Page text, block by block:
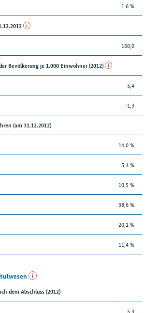
1,6 %
160,0
Bevölkerung je 1.000 Einwohner (2012)
-5,4
-1,3
(am 31.12.2012)
14,0 %
5,4 %
10,5 %
38,6 %
20,1 %
11,4 %
dem Abschluss (2012)
5,3